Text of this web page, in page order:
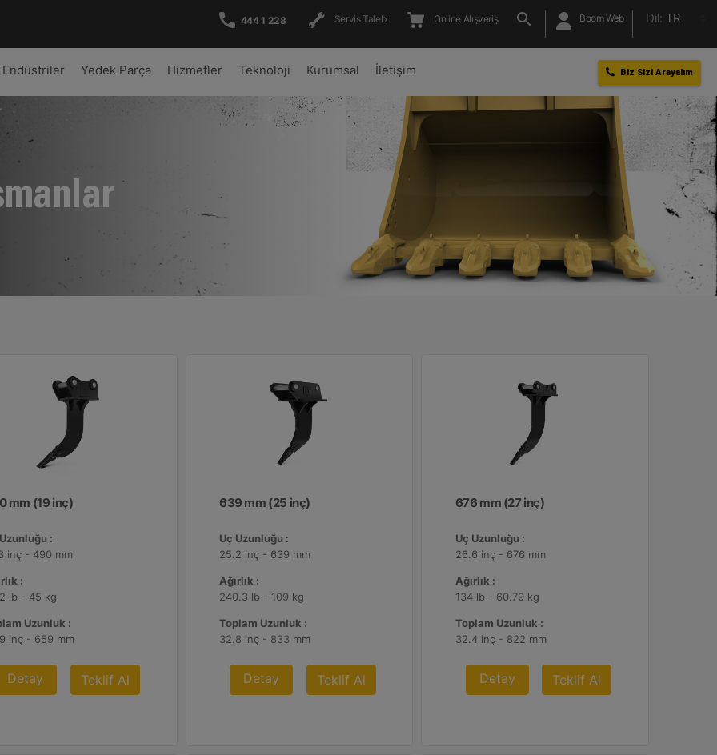
444 1 228 Servis Talebi Online Alışveriş Boom Web Dil: TR
Endüstriler Yedek Parça Hizmetler Teknoloji Kurumsal İletişim Biz Sizi Arayalım
mm (19 inç)
:
inç - 490 mm
:
lb - 45 kg
Uzunluk :
inç - 659 mm
Detay Teklif Al
639 mm (25 inç)
Uç Uzunluğu :
25.2 inç - 639 mm
Ağırlık :
240.3 lb - 109 kg
Toplam Uzunluk :
32.8 inç - 833 mm
Detay Teklif Al
676 mm (27 inç)
Uç Uzunluğu :
26.6 inç - 676 mm
Ağırlık :
134 lb - 60.79 kg
Toplam Uzunluk :
32.4 inç - 822 mm
Detay Teklif Al